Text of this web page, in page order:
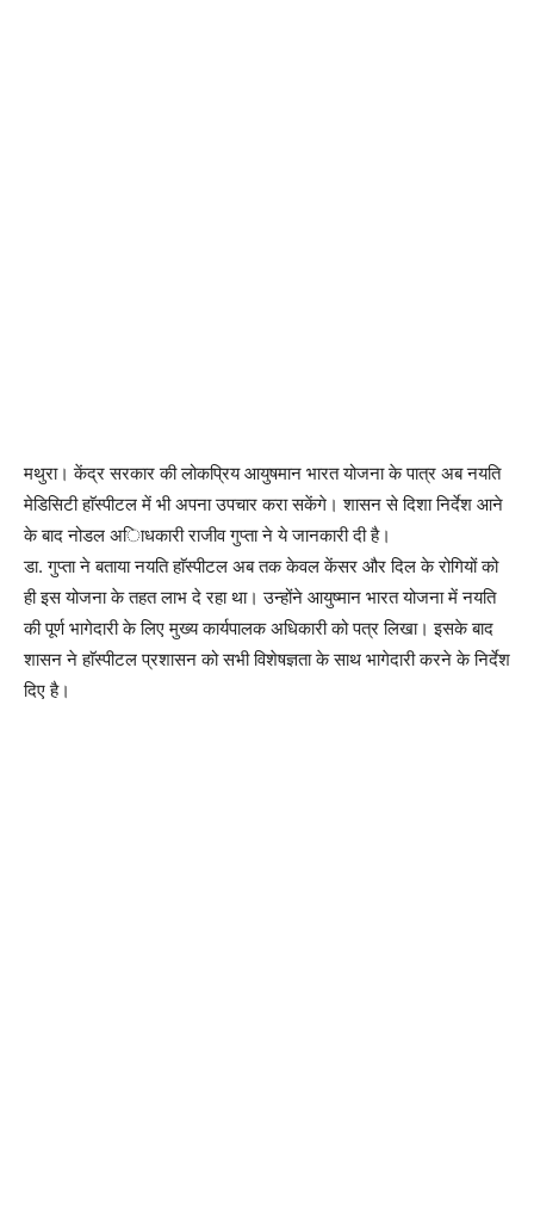
मथुरा। केंद्र सरकार की लोकप्रिय आयुषमान भारत योजना के पात्र अब नयति
मेडिसिटी हाॅस्पीटल में भी अपना उपचार करा सकेंगे। शासन से दिशा निर्देश आने
के बाद नोडल अािधकारी राजीव गुप्ता ने ये जानकारी दी है।
डा. गुप्ता ने बताया नयति हाॅस्पीटल अब तक केवल केंसर और दिल के रोगियों को
ही इस योजना के तहत लाभ दे रहा था। उन्होंने आयुष्मान भारत योजना में नयति
की पूर्ण भागेदारी के लिए मुख्य कार्यपालक अधिकारी को पत्र लिखा। इसके बाद
शासन ने हाॅस्पीटल प्रशासन को सभी विशेषज्ञता के साथ भागेदारी करने के निर्देश
दिए है।